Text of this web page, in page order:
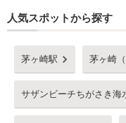
人気スポットから探す
茅ヶ崎駅 茅ヶ崎（
サザンビーチちがさき海